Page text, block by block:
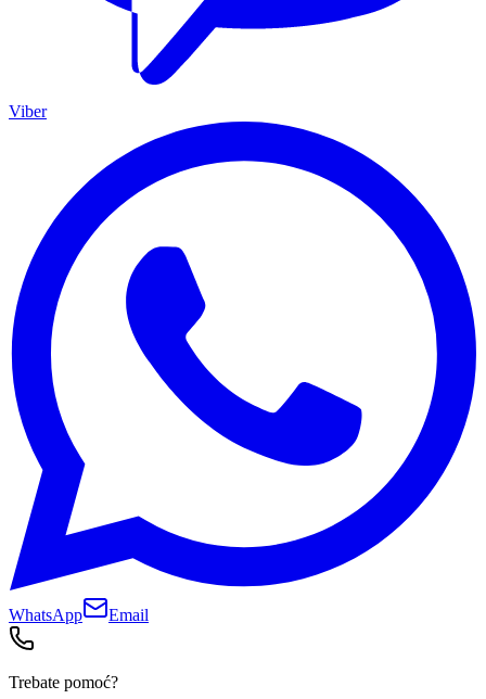
Viber
WhatsApp Email
Trebate pomoć?